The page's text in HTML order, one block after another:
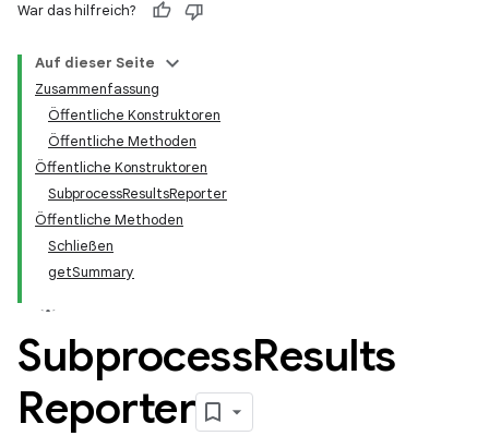
War das hilfreich?
Auf dieser Seite
Zusammenfassung
Öffentliche Konstruktoren
Öffentliche Methoden
Öffentliche Konstruktoren
SubprocessResultsReporter
Öffentliche Methoden
Schließen
getSummary
SubprocessResults
Reporter